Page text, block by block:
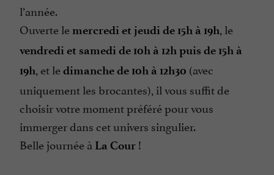
l’année.
Ouverte le mercredi et jeudi de 15h à 19h, le
vendredi et samedi de 10h à 12h puis de 15h à
19h, et ledimanche de 10h à 12h30 (avec
uniquement les brocantes), il vous suffit de
choisir votre moment préféré pour vous
immerger dans cet univers singulier.
Belle journée à La Cour !